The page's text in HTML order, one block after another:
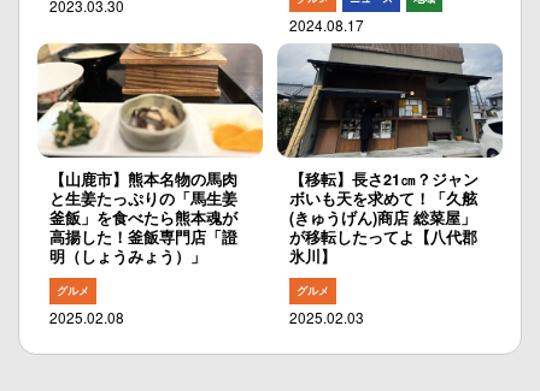
2023.03.30
2024.08.17
【山鹿市】熊本名物の馬肉
と生姜たっぷりの「馬生姜
釜飯」を食べたら熊本魂が
高揚した！釜飯専門店「證
明（しょうみょう）」
グルメ
2025.02.08
【移転】長さ21㎝？ジャン
ボいも天を求めて！「久舷
(きゅうげん)商店 総菜屋」
が移転したってよ【八代郡
氷川】
グルメ
2025.02.03